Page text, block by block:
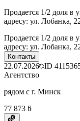
Продается 1/2 доля в
адресу: ул. Лобанка,
Продается 1/2 доля в
адресу: ул. Лобанка,
Контакты
22.07.2026 ID
Агентство
рядом с г. Минск
77 873 ƃ